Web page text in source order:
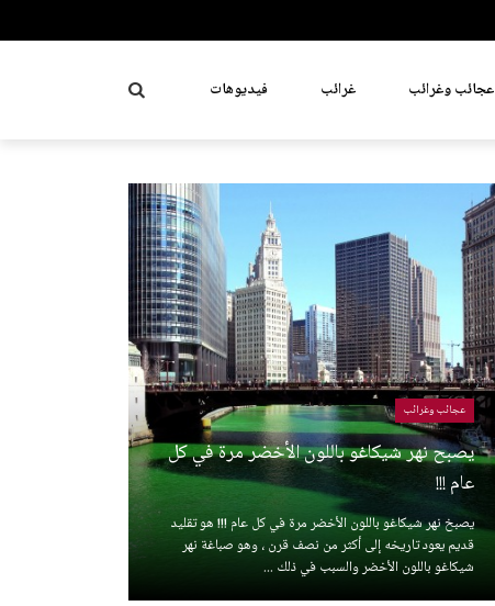
عجائب وغرائب غرائب فيديوهات
عجائب وغرائب
يصبح نهر شيكاغو باللون الأخضر مرة في كل
عام !!!
يصبخ نهر شيكاغو باللون الأخضر مرة في كل عام !!! هو تقليد
قديم يعود تاريخه إلى أكثر من نصف قرن ، وهو صباغة نهر
شيكاغو باللون الأخضر والسبب في ذلك ...